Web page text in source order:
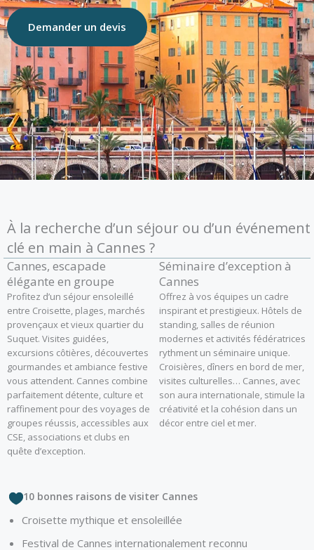
Demander un devis
À la recherche d’un séjour ou d’un événement
clé en main à Cannes ?
Cannes, escapade
élégante en groupe
Profitez d’un séjour ensoleillé
entre Croisette, plages, marchés
provençaux et vieux quartier du
Suquet. Visites guidées,
excursions côtières, découvertes
gourmandes et ambiance festive
vous attendent. Cannes combine
parfaitement détente, culture et
raffinement pour des voyages de
groupes réussis, accessibles aux
CSE, associations et clubs en
quête d’exception.
Séminaire d’exception à
Cannes
Offrez à vos équipes un cadre
inspirant et prestigieux. Hôtels de
standing, salles de réunion
modernes et activités fédératrices
rythment un séminaire unique.
Croisières, dîners en bord de mer,
visites culturelles… Cannes, avec
son aura internationale, stimule la
créativité et la cohésion dans un
décor entre ciel et mer.
10 bonnes raisons de visiter Cannes
Croisette mythique et ensoleillée
Festival de Cannes internationalement reconnu